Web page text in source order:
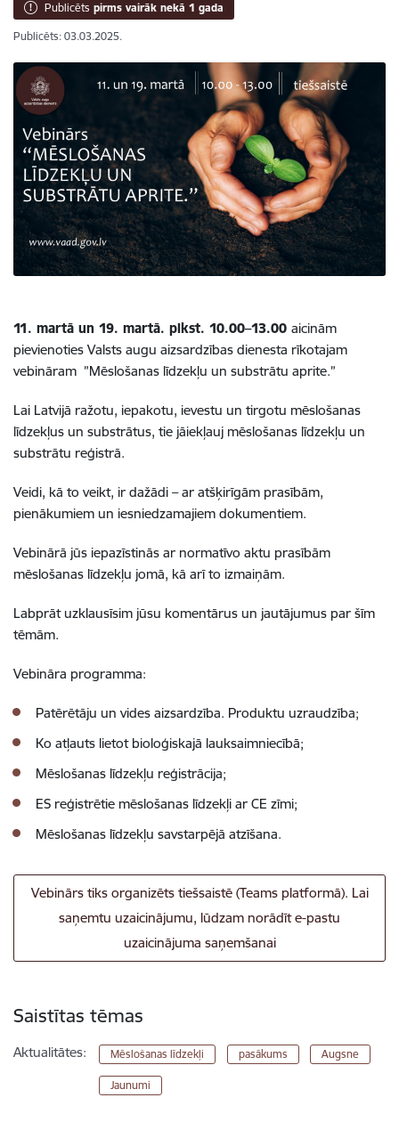
Publicēts pirms vairāk nekā 1 gada
Publicēts: 03.03.2025.
11. martā un 19. martā. plkst. 10.00–13.00 aicinām
pievienoties Valsts augu aizsardzības dienesta rīkotajam
vebināram ”Mēslošanas līdzekļu un substrātu aprite.”
Lai Latvijā ražotu, iepakotu, ievestu un tirgotu mēslošanas
līdzekļus un substrātus, tie jāiekļauj mēslošanas līdzekļu un
substrātu reģistrā.
Veidi, kā to veikt, ir dažādi – ar atšķirīgām prasībām,
pienākumiem un iesniedzamajiem dokumentiem.
Vebinārā jūs iepazīstinās ar normatīvo aktu prasībām
mēslošanas līdzekļu jomā, kā arī to izmaiņām.
Labprāt uzklausīsim jūsu komentārus un jautājumus par šīm
tēmām.
Vebināra programma:
Patērētāju un vides aizsardzība. Produktu uzraudzība;
Ko atļauts lietot bioloģiskajā lauksaimniecībā;
Mēslošanas līdzekļu reģistrācija;
ES reģistrētie mēslošanas līdzekļi ar CE zīmi;
Mēslošanas līdzekļu savstarpējā atzīšana.
Vebinārs tiks organizēts tiešsaistē (Teams platformā). Lai
saņemtu uzaicinājumu, lūdzam norādīt e-pastu
uzaicinājuma saņemšanai
Saistītas tēmas
Aktualitātes: Mēslošanas līdzekļi pasākums Augsne
Jaunumi